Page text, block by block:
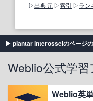
出典元 索引 ラン
plantar interosseiのページ
Weblio公式学習
Weblio英